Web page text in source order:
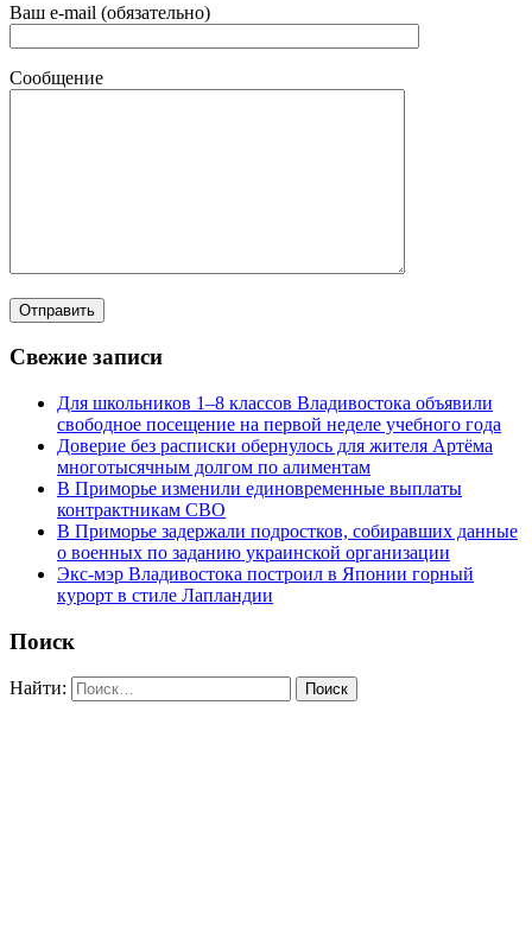
Ваш e-mail (обязательно)
Сообщение
Свежие записи
Для школьников 1–8 классов Владивостока объявили
свободное посещение на первой неделе учебного года
Доверие без расписки обернулось для жителя Артёма
многотысячным долгом по алиментам
В Приморье изменили единовременные выплаты
контрактникам СВО
В Приморье задержали подростков, собиравших данные
о военных по заданию украинской организации
Экс-мэр Владивостока построил в Японии горный
курорт в стиле Лапландии
Поиск
Найти: